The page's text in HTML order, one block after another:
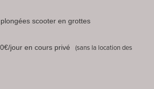
25 plongées scooter en grottes
jour en cours privé
(sans la location des